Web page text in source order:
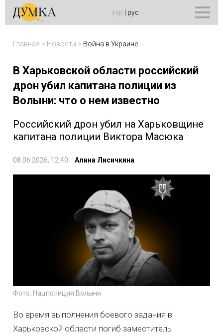
укр рус
Главная > Новости > Война в Украине
В Харьковской области российский
дрон убил капитана полиции из
Волыни: что о нем известно
Российский дрон убил на Харьковщине
капитана полиции Виктора Масюка
08.06.2026, 12:40 Алина Лисичкина
Фото: Нацполиция Волыни
Во время выполнения боевого задания в
Харьковской области погиб заместитель